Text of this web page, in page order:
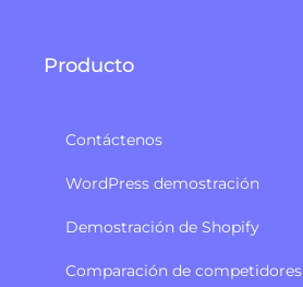
Producto
Contáctenos
WordPress demostración
Demostración de Shopify
Comparación de competidores